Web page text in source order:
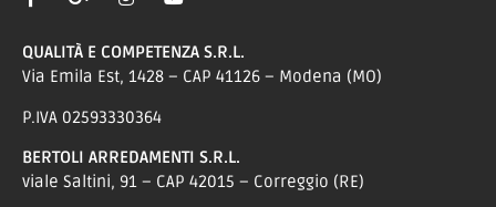
QUALITÀ E COMPETENZA S.R.L.
Via Emila Est, 1428 – CAP 41126 – Modena (MO)
P.IVA 02593330364
BERTOLI ARREDAMENTI S.R.L.
viale Saltini, 91 – CAP 42015 – Correggio (RE)